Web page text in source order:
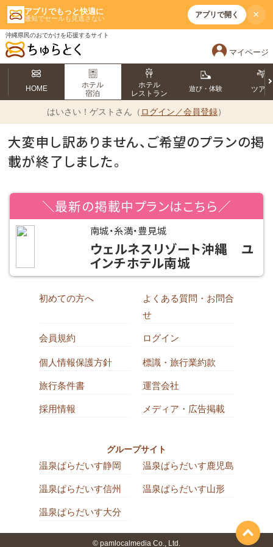
アプリでもっと快適に
通知でセールも見逃さない アプリで開く ×
沖縄県民のおでかけを応援するサイト
マイページ
HOME
ホテル
宿泊
ホテル
レストラン
遊び・体験 ツアー
はいさい！ ゲストさん（ ログイン／会員登録）
大変申し訳ありません、ご希望のプランの掲
載が終了しました。
＼最新の掲載中プランはこちら／
南城・糸満・豊見城
ウェルネスリゾート沖縄 ユ
インチホテル南城
初めての方へ
よくある質問・お問合
せ
会員規約 ログイン
個人情報保護方針 標識・旅行業約款
旅行条件書 運営会社
採用情報 メディア・広告掲載
グループサイト
温泉ぱらだいす静岡 温泉ぱらだいす鹿児島
温泉ぱらだいす信州 温泉ぱらだいす山形
温泉ぱらだいす大分
© pamlocalmedia Co., Ltd.